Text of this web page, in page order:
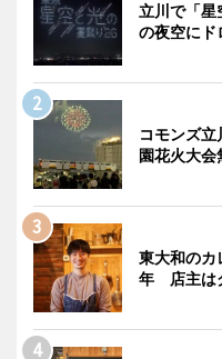
立川で「
の夜空に
コモンズ
園花火大会
東大和のカ
年 店主は